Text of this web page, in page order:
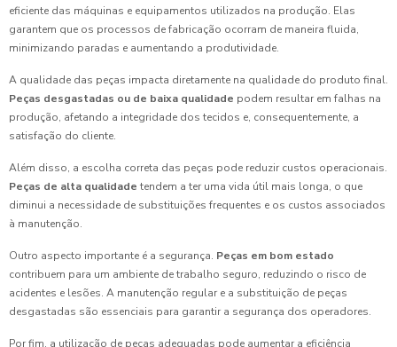
eficiente das máquinas e equipamentos utilizados na produção. Elas
garantem que os processos de fabricação ocorram de maneira fluida,
minimizando paradas e aumentando a produtividade.
A qualidade das peças impacta diretamente na qualidade do produto final.
Peças desgastadas ou de baixa qualidade podem resultar em falhas na
produção, afetando a integridade dos tecidos e, consequentemente, a
satisfação do cliente.
Além disso, a escolha correta das peças pode reduzir custos operacionais.
Peças de alta qualidade tendem a ter uma vida útil mais longa, o que
diminui a necessidade de substituições frequentes e os custos associados
à manutenção.
Outro aspecto importante é a segurança. Peças em bom estado
contribuem para um ambiente de trabalho seguro, reduzindo o risco de
acidentes e lesões. A manutenção regular e a substituição de peças
desgastadas são essenciais para garantir a segurança dos operadores.
Por fim, a utilização de peças adequadas pode aumentar a eficiência